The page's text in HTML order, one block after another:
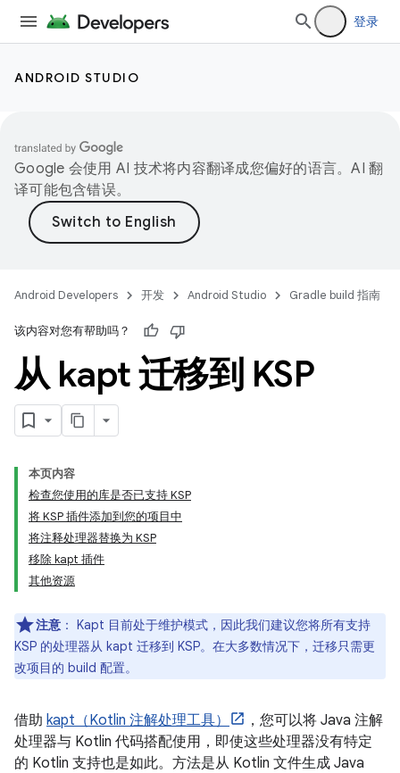
登录
ANDROID STUDIO
Google 会使用 AI 技术将内容翻译成您偏好的语言。AI 翻
译可能包含错误。
Android Developers 开发 Android Studio Gradle build 指南
该内容对您有帮助吗？
从 kapt 迁移到 KSP
本页内容
检查您使用的库是否已支持 KSP
将 KSP 插件添加到您的项目中
将注释处理器替换为 KSP
移除 kapt 插件
其他资源
注意 ： Kapt 目前处于维护模式，因此我们建议您将所有支持
KSP 的处理器从 kapt 迁移到 KSP。在大多数情况下，迁移只需更
改项目的 build 配置。
借助 kapt（Kotlin 注解处理工具）
，您可以将 Java 注解
处理器与 Kotlin 代码搭配使用，即使这些处理器没有特定
的 Kotlin 支持也是如此。方法是从 Kotlin 文件生成 Java